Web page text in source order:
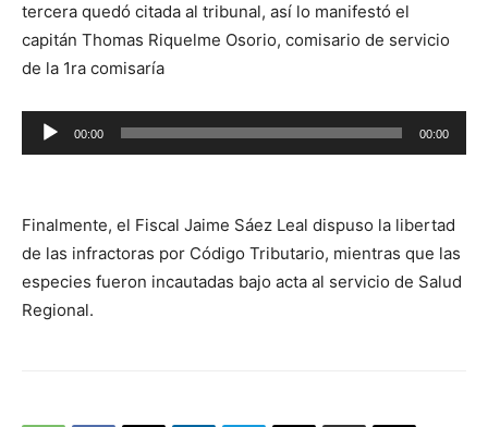
tercera quedó citada al tribunal, así lo manifestó el
capitán Thomas Riquelme Osorio, comisario de servicio
de la 1ra comisaría
Reproductor
de
00:00 00:00
Finalmente, el Fiscal Jaime Sáez Leal dispuso la libertad
de las infractoras por Código Tributario, mientras que las
especies fueron incautadas bajo acta al servicio de Salud
Regional.